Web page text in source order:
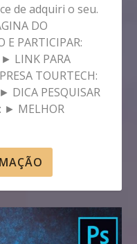
de adquiri o seu.
DO
E PARTICIPAR:
LINK PARA
TOURTECH:
PESQUISAR
► MELHOR